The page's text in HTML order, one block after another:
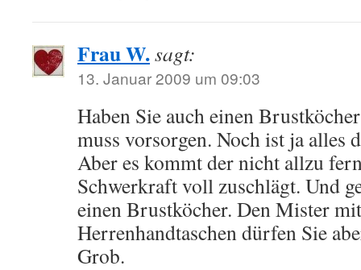
Frau W.sagt:
13. Januar 2009 um 09:03
Haben Sie auch einen
muss vorsorgen. Noch ist ja alles
Aber es kommt der nicht allzu
Schwerkraft voll zuschlägt. Und
einen Brustköcher. Den Mister
Herrenhandtaschen dürfen Sie
Grob.